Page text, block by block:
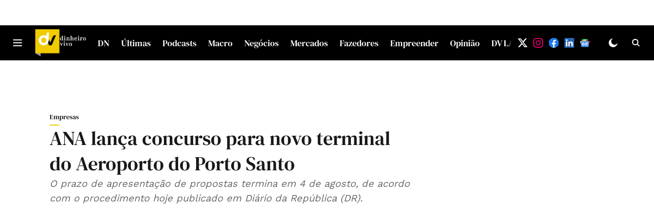
DN Últimas Podcasts Macro Negócios Mercados Fazedores Empreender Opinião DV LAB
Empresas
ANA lança concurso para novo terminal
do Aeroporto do Porto Santo
O prazo de apresentação de propostas termina em 4 de agosto, de acordo
com o procedimento hoje publicado em Diário da República (DR).